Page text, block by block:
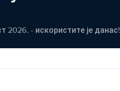
2026. - искористите је данас!